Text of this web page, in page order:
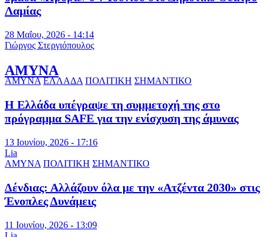
Λαμίας
28 Μαΐου, 2026 - 14:14
Γιώργος Στεργιόπουλος
ΑΜΥΝΑ
ΑΜΥΝΑ ΕΛΛΑΔΑ ΠΟΛΙΤΙΚΗ ΣΗΜΑΝΤΙΚΟ
Η Ελλάδα υπέγραψε τη συμμετοχή της στο
πρόγραμμα SAFE για την ενίσχυση της άμυνας
13 Ιουνίου, 2026 - 17:16
Lia
ΑΜΥΝΑ ΠΟΛΙΤΙΚΗ ΣΗΜΑΝΤΙΚΟ
Δένδιας: Αλλάζουν όλα με την «Ατζέντα 2030» στις
Ένοπλες Δυνάμεις
11 Ιουνίου, 2026 - 13:09